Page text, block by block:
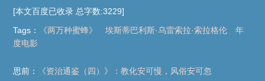
[本文百度已收录 总字数:3229]
Tags ： 《两万种蜜蜂》 埃斯蒂巴利斯·乌雷索拉·索拉格伦
年
度电影
思前：
《资治通鉴（四）》：教化安可慢，风俗安可忽